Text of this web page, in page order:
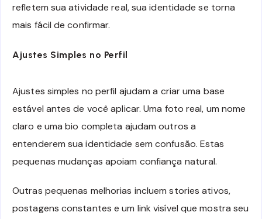
refletem sua atividade real, sua identidade se torna
mais fácil de confirmar.
Ajustes Simples no Perfil
Ajustes simples no perfil ajudam a criar uma base
estável antes de você aplicar. Uma foto real, um nome
claro e uma bio completa ajudam outros a
entenderem sua identidade sem confusão. Estas
pequenas mudanças apoiam confiança natural.
Outras pequenas melhorias incluem stories ativos,
postagens constantes e um link visível que mostra seu